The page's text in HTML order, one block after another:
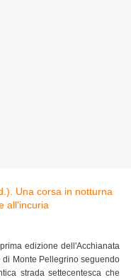
edizione dell'Acchianata
Monte Pellegrino seguendo
strada settecentesca che